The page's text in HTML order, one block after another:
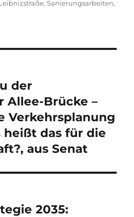
,Sanierungsarbeiten,
der
Allee-Brücke –
Verkehrsplanung
heißt das für die
aus Senat
2035: